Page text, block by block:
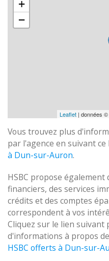
+
−
Leaflet | données ©
Vous trouvez plus
par l'agence en suivant ce
à Dun-sur-Auron.
HSBC propose
financiers, des services
crédits et des comptes
correspondent à vos
Cliquez sur le lien
d'informations à propos
HSBC offerts à Dun-sur-